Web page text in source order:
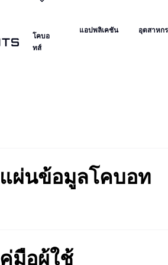
โคบอ
ทส์
แอปพลิเคชัน
อุตสาหก
แผ่นข้อมูลโคบอท
คู่มือผู้ใช้